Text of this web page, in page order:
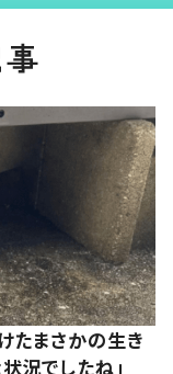
たまさかの生き
でしたね」